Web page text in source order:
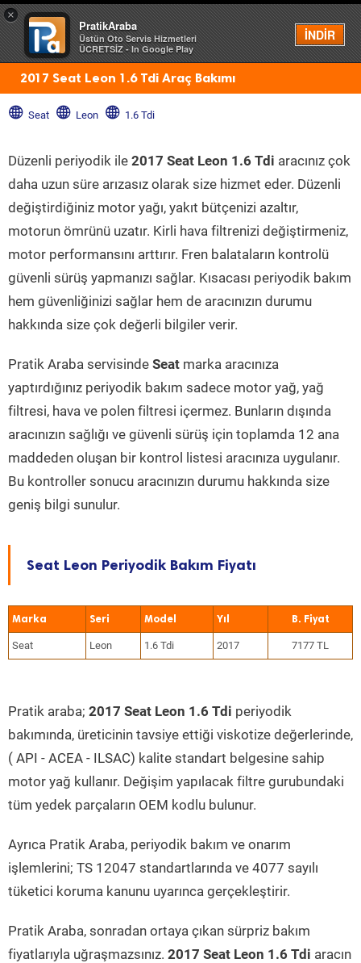
×
PratikAraba
Üstün Oto Servis Hizmetleri
ÜCRETSİZ - In Google Play
İNDİR
Menü
2017 Seat Leon 1.6 Tdi Araç Bakımı
Seat Leon 1.6 Tdi
Düzenli periyodik ile 2017 Seat Leon 1.6 Tdi aracınız çok
daha uzun süre arızasız olarak size hizmet eder. Düzenli
değiştirdiğiniz motor yağı, yakıt bütçenizi azaltır,
motorun ömrünü uzatır. Kirli hava filtrenizi değiştirmeniz,
motor performansını arttırır. Fren balataların kontrolü
güvenli sürüş yapmanızı sağlar. Kısacası periyodik bakım
hem güvenliğinizi sağlar hem de aracınızın durumu
hakkında size çok değerli bilgiler verir.
Pratik Araba servisinde Seat marka aracınıza
yaptırdığınız periyodik bakım sadece motor yağ, yağ
filtresi, hava ve polen filtresi içermez. Bunların dışında
aracınızın sağlığı ve güvenli sürüş için toplamda 12 ana
maddeden oluşan bir kontrol listesi aracınıza uygulanır.
Bu kontroller sonucu aracınızın durumu hakkında size
geniş bilgi sunulur.
Seat Leon Periyodik Bakım Fiyatı
Marka Seri Model Yıl
Seat Leon 1.6 Tdi 2017 7177 TL
Pratik araba; 2017 Seat Leon 1.6 Tdi periyodik
bakımında, üreticinin tavsiye ettiği viskotize değerlerinde,
( API - ACEA - ILSAC) kalite standart belgesine sahip
motor yağ kullanır. Değişim yapılacak filtre gurubundaki
tüm yedek parçaların OEM kodlu bulunur.
Ayrıca Pratik Araba, periyodik bakım ve onarım
işlemlerini; TS 12047 standartlarında ve 4077 sayılı
tüketici koruma kanunu uyarınca gerçekleştirir.
Pratik Araba, sonradan ortaya çıkan sürpriz bakım
fiyatlarıyla uğraşmazsınız. 2017 Seat Leon 1.6 Tdi aracın